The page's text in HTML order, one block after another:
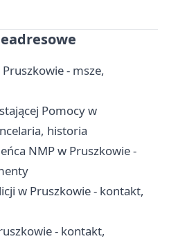
- msze,
Pomocy w
historia
NMP w Pruszkowie -
w Pruszkowie - kontakt,
- kontakt,